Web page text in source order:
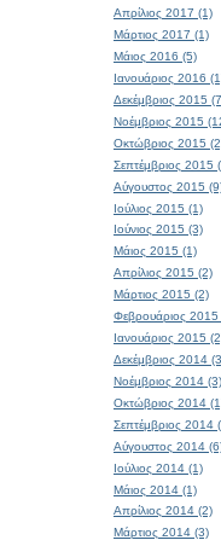
Απρίλιος 2017 (1)
Μάρτιος 2017 (1)
Μάιος 2016 (5)
Ιανουάριος 2016
Δεκέμβριος 2015
Νοέμβριος 2015
Οκτώβριος 2015
Σεπτέμβριος 2015
Αύγουστος 2015
Ιούλιος 2015 (1)
Ιούνιος 2015 (3)
Μάιος 2015 (1)
Απρίλιος 2015 (2)
Μάρτιος 2015 (2)
Φεβρουάριος 2015
Ιανουάριος 2015
Δεκέμβριος 2014
Νοέμβριος 2014 (3)
Οκτώβριος 2014
Σεπτέμβριος 2014
Αύγουστος 2014
Ιούλιος 2014 (1)
Μάιος 2014 (1)
Απρίλιος 2014 (2)
Μάρτιος 2014 (3)